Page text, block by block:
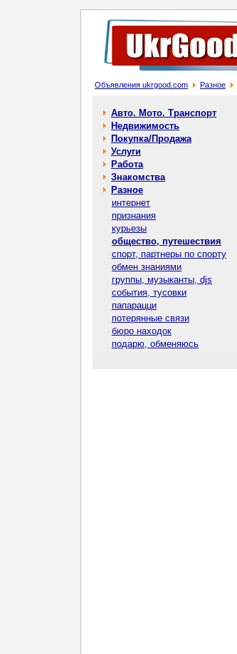
Объявления ukrgood.com Разное
Авто. Мото. Транспорт
Недвижимость
Покупка/Продажа
Услуги
Работа
Знакомства
Разное
интернет
признания
курьезы
общество, путешествия
спорт, партнеры по спорту
обмен знаниями
группы, музыканты, djs
события, тусовки
папарацци
потерянные связи
бюро находок
подарю, обменяюсь